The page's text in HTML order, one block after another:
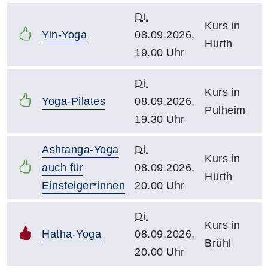
Yin-Yoga
Di.
08.09.2026,
19.00 Uhr
Kurs in
Hürth
Yoga-Pilates
Di.
08.09.2026,
19.30 Uhr
Kurs in
Pulheim
Ashtanga-Yoga
auch für
Einsteiger*innen
Di.
08.09.2026,
20.00 Uhr
Kurs in
Hürth
Hatha-Yoga
Di.
08.09.2026,
20.00 Uhr
Kurs in
Brühl